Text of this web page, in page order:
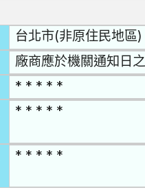
台北市(非原住民地區)
廠商應於機關通知日
* * * * *
* * * * *
* * * * *